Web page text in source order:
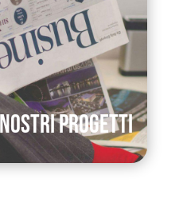
PROGETTI